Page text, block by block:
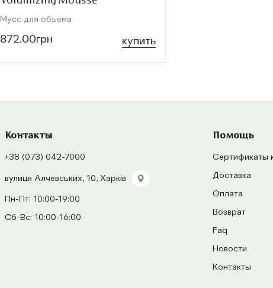
Мусс для объема
872.00грн купить
Контакты
+38 (073) 042-7000
вулиця Алчевських, 10, Харків
Пн-Пт: 10:00-19:00
Сб-Вс: 10:00-16:00
Помощь
Сертификаты
Доставка
Оплата
Возврат
Faq
Новости
Контакты